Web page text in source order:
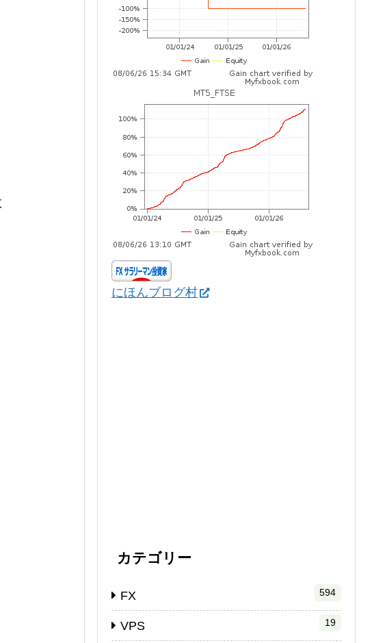
にほんブログ村
カテゴリー
FX 594
VPS 19